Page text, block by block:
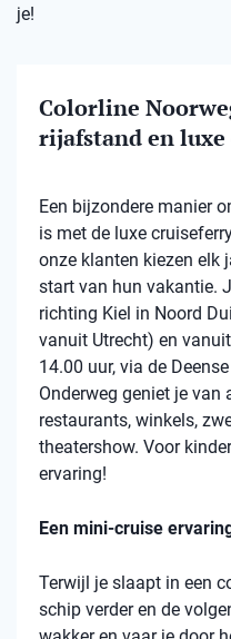
je!
Colorline
rijafstand en
Een bijzondere manier
is met de luxe
onze klanten kiezen elk
start van hun vakantie.
richting Kiel in Noord
vanuit Utrecht) en
14.00 uur, via de
Onderweg geniet je
restaurants, winkels,
theatershow. Voor
ervaring!
Een mini-cruise
Terwijl je slaapt in een
schip verder en de